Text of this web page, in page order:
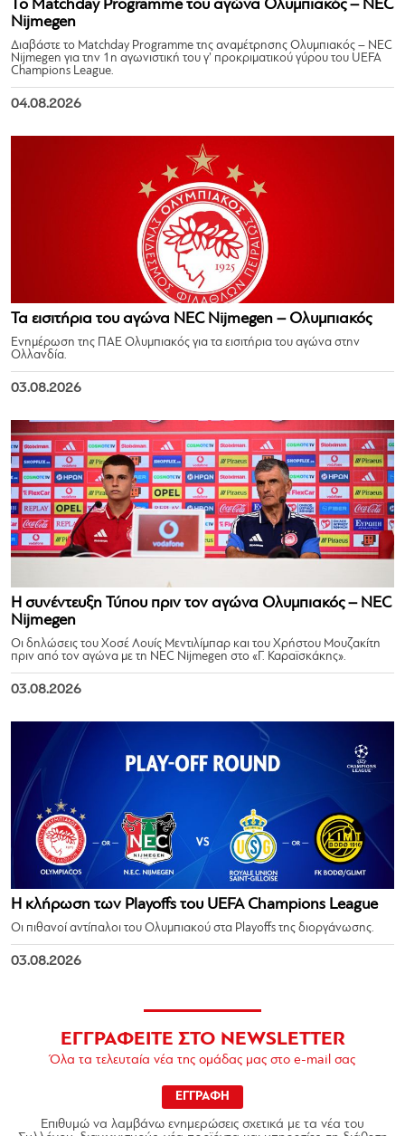
Το Matchday Programme του αγώνα Ολυμπιακός – NEC
Nijmegen
Διαβάστε το Matchday Programme της αναμέτρησης Ολυμπιακός – NEC
Nijmegen για την 1η αγωνιστική του γ’ προκριματικού γύρου του UEFA
Champions League.
04.08.2026
Τα εισιτήρια του αγώνα NEC Nijmegen – Ολυμπιακός
Ενημέρωση της ΠΑΕ Ολυμπιακός για τα εισιτήρια του αγώνα στην
Ολλανδία.
03.08.2026
Η συνέντευξη Τύπου πριν τον αγώνα Ολυμπιακός – NEC
Nijmegen
Οι δηλώσεις του Χοσέ Λουίς Μεντιλίμπαρ και του Χρήστου Μουζακίτη
πριν από τον αγώνα με τη NEC Nijmegen στο «Γ. Καραϊσκάκης».
03.08.2026
Η κλήρωση των Playoffs του UEFA Champions League
Οι πιθανοί αντίπαλοι του Ολυμπιακού στα Playoffs της διοργάνωσης.
03.08.2026
ΕΓΓΡΑΦΕΙΤΕ ΣΤΟ NEWSLETTER
Όλα τα τελευταία νέα της ομάδας μας στο e-mail σας
ΕΓΓΡΑΦΗ
Επιθυμώ να λαμβάνω ενημερώσεις σχετικά με τα νέα του